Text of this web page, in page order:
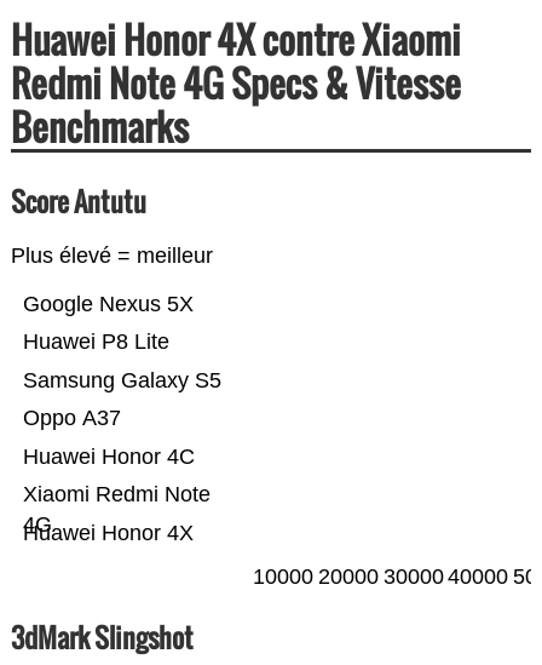
Huawei Honor 4X contre Xiaomi
Redmi Note 4G Specs & Vitesse
Benchmarks
Score Antutu
Plus élevé = meilleur
Huawei Honor 4X
Xiaomi Redmi Note
4G
Huawei Honor 4C
Oppo A37
Samsung Galaxy S5
Huawei P8 Lite
Google Nexus 5X
10000 20000 3000040000
3dMark Slingshot